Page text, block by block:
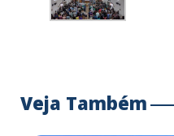
Veja Também